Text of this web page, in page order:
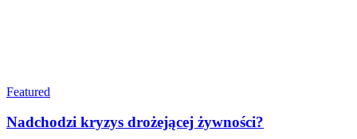
Featured
Nadchodzi kryzys drożejącej żywności?